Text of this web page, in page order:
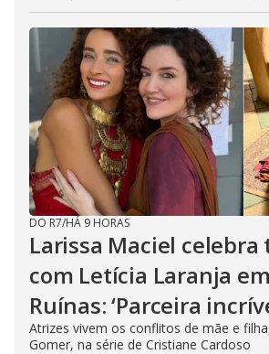
DO R7/HÁ 9 HORAS
Larissa Maciel
com Letícia Laranja
Ruínas: ‘Parceira
Atrizes vivem os conflitos de mãe e
Gomer, na série de Cristiane Cardoso